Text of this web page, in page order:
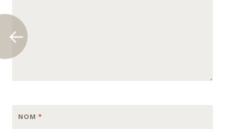
NOM *